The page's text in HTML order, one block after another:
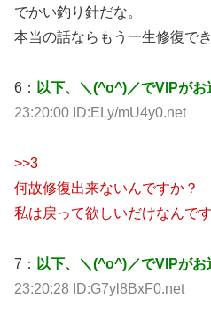
でかい釣り針だな。
本当の話ならもう一生修復で
6： 以下、＼(^o^)／でVIPがお
23:20:00 ID:ELy/mU4y0.net
>>3
何故修復出来ないんですか？
私は戻って欲しいだけなんです
7： 以下、＼(^o^)／でVIPがお
23:20:28 ID:G7yl8BxF0.net